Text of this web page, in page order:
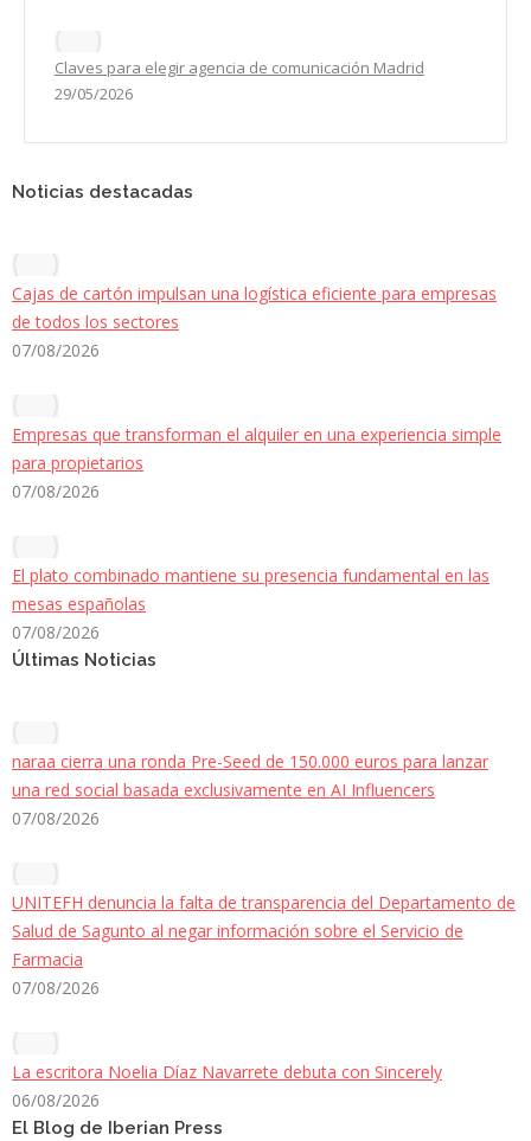
Claves para elegir agencia de comunicación Madrid
29/05/2026
Noticias destacadas
Cajas de cartón impulsan una logística eficiente para empresas
de todos los sectores
07/08/2026
Empresas que transforman el alquiler en una experiencia simple
para propietarios
07/08/2026
El plato combinado mantiene su presencia fundamental en las
mesas españolas
07/08/2026
Últimas Noticias
naraa cierra una ronda Pre-Seed de 150.000 euros para lanzar
una red social basada exclusivamente en AI Influencers
07/08/2026
UNITEFH denuncia la falta de transparencia del Departamento de
Salud de Sagunto al negar información sobre el Servicio de
Farmacia
07/08/2026
La escritora Noelia Díaz Navarrete debuta con Sincerely
06/08/2026
El Blog de Iberian Press